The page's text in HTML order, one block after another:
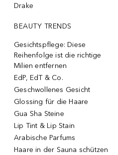
Drake
BEAUTY TRENDS
Gesichtspflege: Diese
Reihenfolge ist die richtige
Milien entfernen
EdP, EdT & Co.
Geschwollenes Gesicht
Glossing für die Haare
Gua Sha Steine
Lip Tint & Lip Stain
Arabische Parfums
Haare in der Sauna schützen